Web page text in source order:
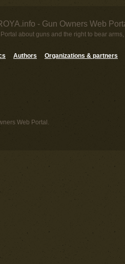
- Gun Owners Web
about guns and the right to bear
Authors Organizations & partners
Web Portal.